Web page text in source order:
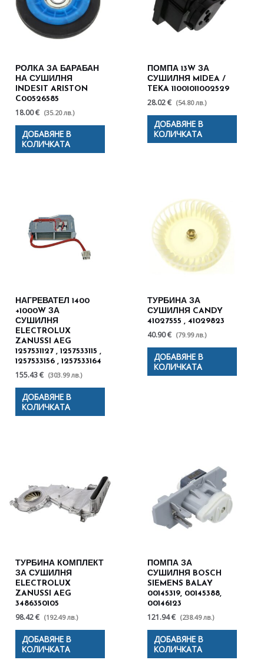
РОЛКА ЗА БАРАБАН
НА СУШИЛНЯ
INDESIT ARISTON
C00526585
18.00 € (35.20 лв.)
ДОБАВЯНЕ В
КОЛИЧКАТА
ПОМПА 13W ЗА
СУШИЛНЯ MIDEA /
TEKA 11001011002529
28.02 € (54.80 лв.)
ДОБАВЯНЕ В
КОЛИЧКАТА
НАГРЕВАТЕЛ 1400
+1000W ЗА
СУШИЛНЯ
ELECTROLUX
ZANUSSI AEG
1257531127 , 1257533115 ,
1257533156 , 1257533164
155.43 € (303.99 лв.)
ДОБАВЯНЕ В
КОЛИЧКАТА
ТУРБИНА ЗА
СУШИЛНЯ CANDY
41027555 , 41029823
40.90 € (79.99 лв.)
ДОБАВЯНЕ В
КОЛИЧКАТА
ТУРБИНА КОМПЛЕКТ
ЗА СУШИЛНЯ
ELECTROLUX
ZANUSSI AEG
3486350105
98.42 € (192.49 лв.)
ДОБАВЯНЕ В
КОЛИЧКАТА
ПОМПА ЗА
СУШИЛНЯ BOSCH
SIEMENS BALAY
00145319, 00145388,
00146123
121.94 € (238.49 лв.)
ДОБАВЯНЕ В
КОЛИЧКАТА